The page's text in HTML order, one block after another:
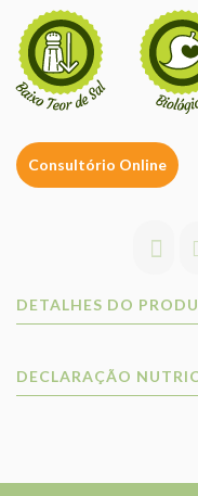
Consultório Online
DETALHES DO
DECLARAÇÃO